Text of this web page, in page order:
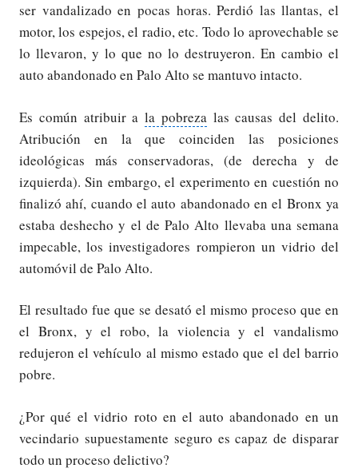
ser vandalizado en pocas horas. Perdió las llantas, el
motor, los espejos, el radio, etc. Todo lo aprovechable se
lo llevaron, y lo que no lo destruyeron. En cambio el
auto abandonado en Palo Alto se mantuvo intacto.
Es común atribuir ala pobrezalas causas del delito.
Atribución en la que coinciden las posiciones
ideológicas más conservadoras, (de derecha y de
izquierda). Sin embargo, el experimento en cuestión no
finalizó ahí, cuando el auto abandonado en el Bronx ya
estaba deshecho y el de Palo Alto llevaba una semana
impecable, los investigadores rompieron un vidrio del
automóvil de Palo Alto.
El resultado fue que se desató el mismo proceso que en
el Bronx, y el robo, la violencia y el vandalismo
redujeron el vehículo al mismo estado que el del barrio
pobre.
¿Por qué el vidrio roto en el auto abandonado en un
vecindario supuestamente seguro es capaz de disparar
todo un proceso delictivo?